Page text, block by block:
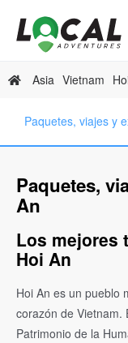
Asia Vietnam
Paquetes, viajes y
Paquetes,
An
Los mejores
Hoi An
Hoi An es un pueblo
corazón de Vietnam.
Patrimonio de la